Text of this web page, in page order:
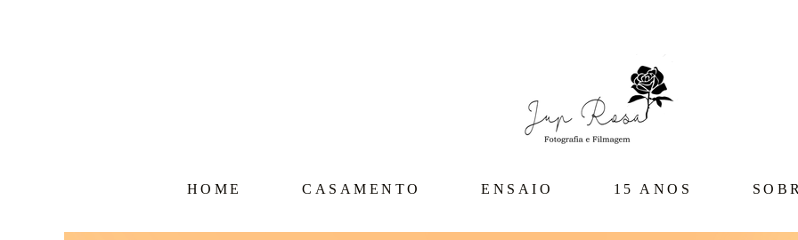
HOME CASAMENTO ENSAIO 15 ANOS